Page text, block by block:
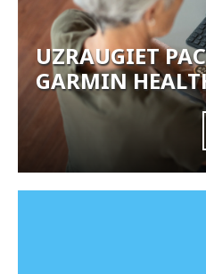
UZRAUGIET
GARMIN